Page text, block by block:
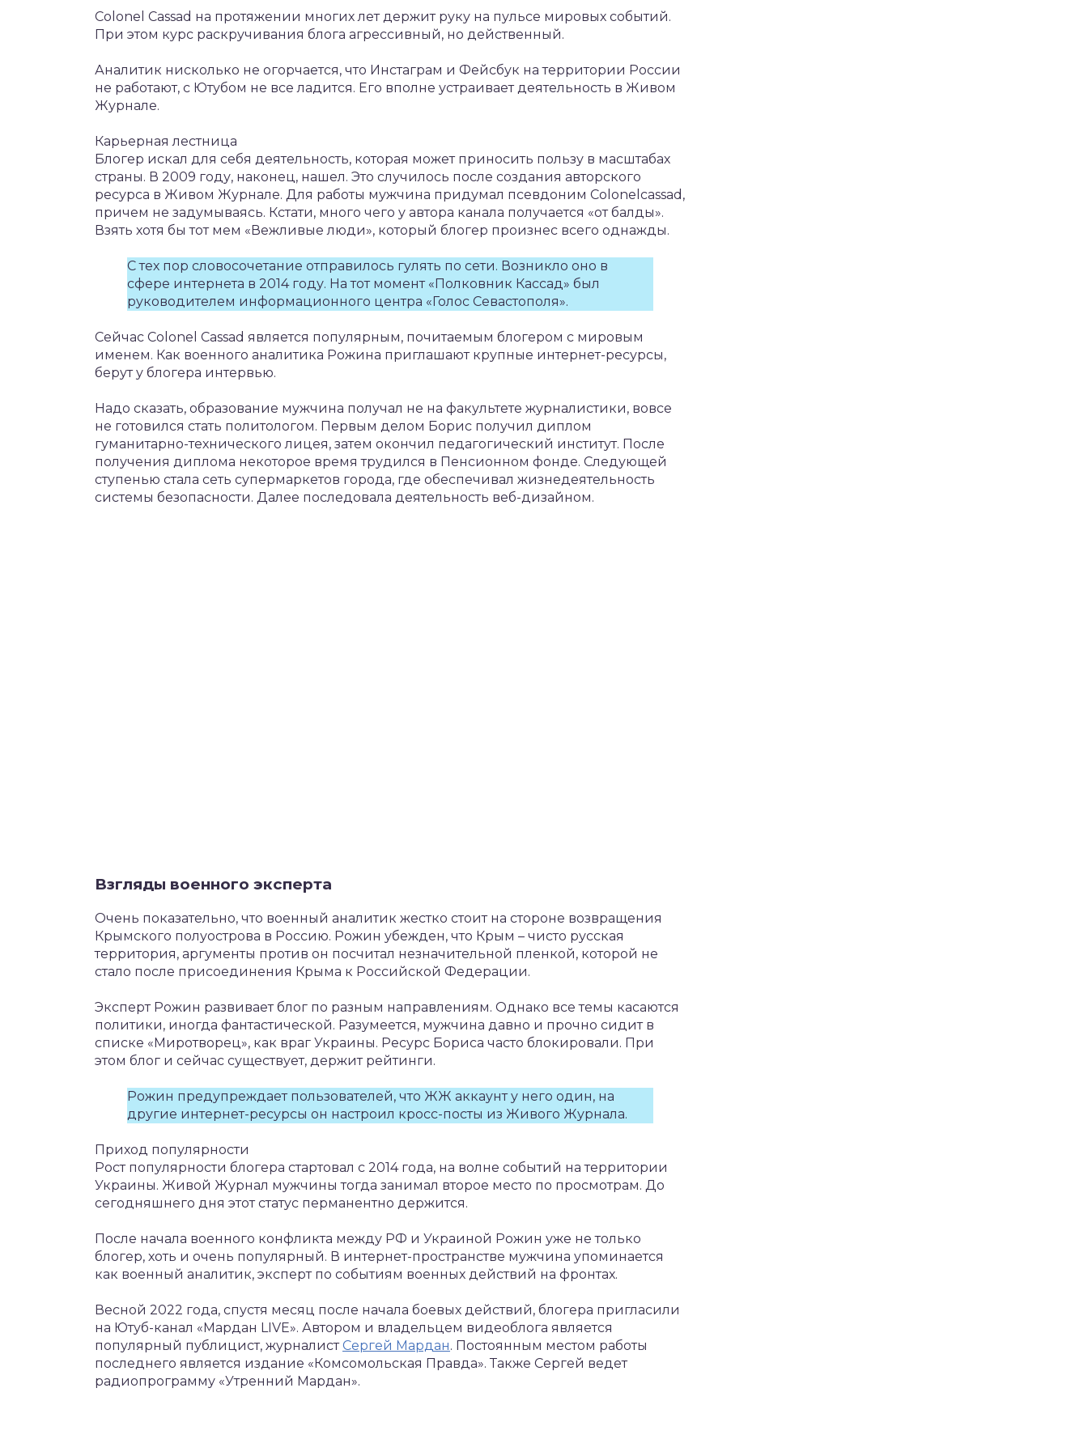
Colonel Cassad на протяжении многих лет держит руку на пульсе мировых событий.
При этом курс раскручивания блога агрессивный, но действенный.
Аналитик нисколько не огорчается, что Инстаграм и Фейсбук на территории России
не работают, с Ютубом не все ладится. Его вполне устраивает деятельность в Живом
Журнале.
Карьерная лестница
Блогер искал для себя деятельность, которая может приносить пользу в масштабах
страны. В 2009 году, наконец, нашел. Это случилось после создания авторского
ресурса в Живом Журнале. Для работы мужчина придумал псевдоним Colonelcassad,
причем не задумываясь. Кстати, много чего у автора канала получается «от балды».
Взять хотя бы тот мем «Вежливые люди», который блогер произнес всего однажды.
С тех пор словосочетание отправилось гулять по сети. Возникло оно в
сфере интернета в 2014 году. На тот момент «Полковник Кассад» был
руководителем информационного центра «Голос Севастополя».
Сейчас Colonel Cassad является популярным, почитаемым блогером с мировым
именем. Как военного аналитика Рожина приглашают крупные интернет-ресурсы,
берут у блогера интервью.
Надо сказать, образование мужчина получал не на факультете журналистики, вовсе
не готовился стать политологом. Первым делом Борис получил диплом
гуманитарно-технического лицея, затем окончил педагогический институт. После
получения диплома некоторое время трудился в Пенсионном фонде. Следующей
ступенью стала сеть супермаркетов города, где обеспечивал жизнедеятельность
системы безопасности. Далее последовала деятельность веб-дизайном.
Взгляды военного эксперта
Очень показательно, что военный аналитик жестко стоит на стороне возвращения
Крымского полуострова в Россию. Рожин убежден, что Крым – чисто русская
территория, аргументы против он посчитал незначительной пленкой, которой не
стало после присоединения Крыма к Российской Федерации.
Эксперт Рожин развивает блог по разным направлениям. Однако все темы касаются
политики, иногда фантастической. Разумеется, мужчина давно и прочно сидит в
списке «Миротворец», как враг Украины. Ресурс Бориса часто блокировали. При
этом блог и сейчас существует, держит рейтинги.
Рожин предупреждает пользователей, что ЖЖ аккаунт у него один, на
другие интернет-ресурсы он настроил кросс-посты из Живого Журнала.
Приход популярности
Рост популярности блогера стартовал с 2014 года, на волне событий на территории
Украины. Живой Журнал мужчины тогда занимал второе место по просмотрам. До
сегодняшнего дня этот статус перманентно держится.
После начала военного конфликта между РФ и Украиной Рожин уже не только
блогер, хоть и очень популярный. В интернет-пространстве мужчина упоминается
как военный аналитик, эксперт по событиям военных действий на фронтах.
Весной 2022 года, спустя месяц после начала боевых действий, блогера пригласили
на Ютуб-канал «Мардан LIVE». Автором и владельцем видеоблога является
популярный публицист, журналистСергей Мардан. Постоянным местом работы
последнего является издание «Комсомольская Правда». Также Сергей ведет
радиопрограмму «Утренний Мардан».